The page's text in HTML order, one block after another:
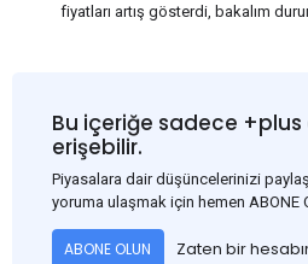
fiyatları artış gösterdi, bakalım
Bu içeriğe sadece
erişebilir.
Piyasalara dair düşüncelerinizi
yoruma ulaşmak için hemen ABONE
ABONE OLUN Zaten bir